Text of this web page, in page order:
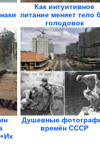
Как интуитивное
питание меняет тело
голодовок
Душевные
времён СССР